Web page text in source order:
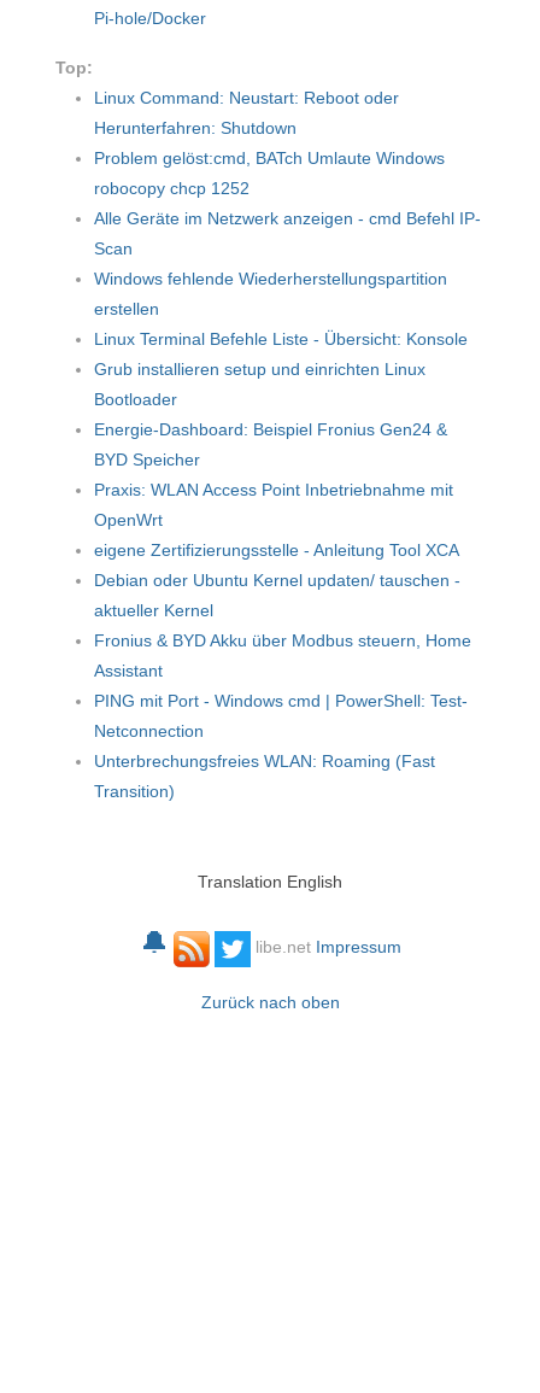
Pi-hole/Docker
Top:
Linux Command: Neustart: Reboot oder
Herunterfahren: Shutdown
Problem gelöst:cmd, BATch Umlaute Windows
robocopy chcp 1252
Alle Geräte im Netzwerk anzeigen - cmd Befehl IP-
Scan
Windows fehlende Wiederherstellungspartition
erstellen
Linux Terminal Befehle Liste - Übersicht: Konsole
Grub installieren setup und einrichten Linux
Bootloader
Energie-Dashboard: Beispiel Fronius Gen24 &
BYD Speicher
Praxis: WLAN Access Point Inbetriebnahme mit
OpenWrt
eigene Zertifizierungsstelle - Anleitung Tool XCA
Debian oder Ubuntu Kernel updaten/ tauschen -
aktueller Kernel
Fronius & BYD Akku über Modbus steuern, Home
Assistant
PING mit Port - Windows cmd | PowerShell: Test-
Netconnection
Unterbrechungsfreies WLAN: Roaming (Fast
Transition)
Translation English
🔔 libe.net Impressum
Zurück nach oben